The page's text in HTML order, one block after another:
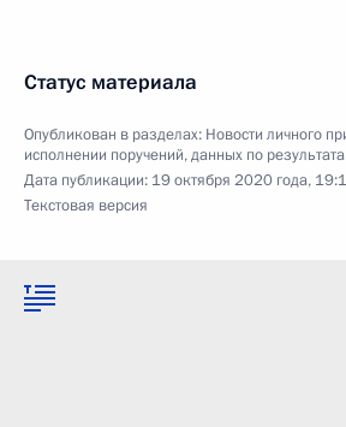
Статус материала
Опубликован в разделах: Новости личного
исполнении поручений, данных по
Дата публикации: 19 октября 2020 года,
Текстовая версия